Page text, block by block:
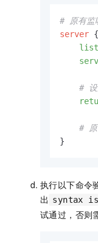
# 原有
server {
# 设
# 原
}
执行以下命令
出 syntax
试通过，否则